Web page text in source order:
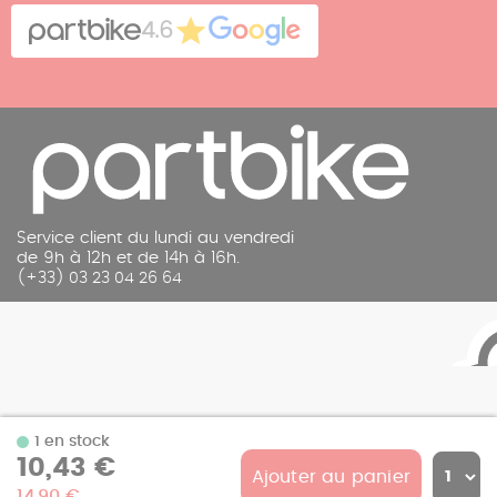
1 en stock
10,43 € Ajouter au panier
Contact
Mentions légales4.6
Service client du lundi au vendredi
de 9h à 12h et de 14h à 16h.
(+33) 03 23 04 26 64